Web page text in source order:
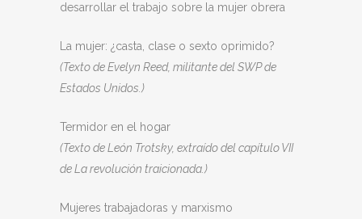
desarrollar el trabajo sobre la mujer obrera
La mujer: ¿casta, clase o sexto oprimido?
(Texto de Evelyn Reed, militante del SWP de
Estados Unidos.)
Termidor en el hogar
(Texto de León Trotsky, extraído del capítulo VII
de La revolución traicionada.)
Mujeres trabajadoras y marxismo